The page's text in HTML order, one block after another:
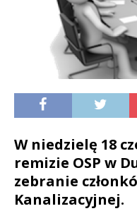
W niedzielę 18
remizie OSP w
zebranie
Kanalizacyjnej.